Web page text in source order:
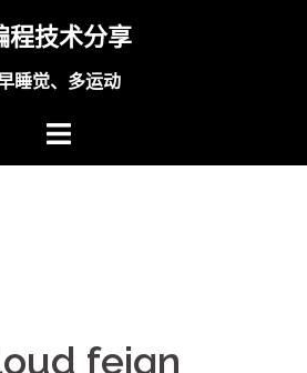
程技术分享
睡觉、多运动
feign